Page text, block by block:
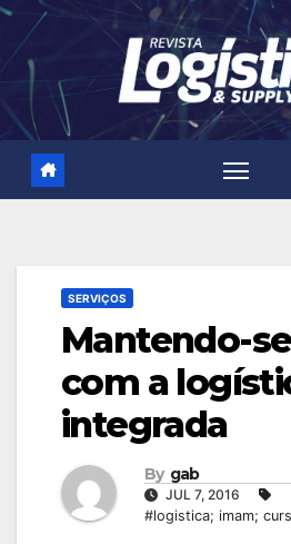
Skip
content
SERVIÇOS
Mantendo-
com a
integrada
By gab
JUL 7, 2016
#logistica; imam;